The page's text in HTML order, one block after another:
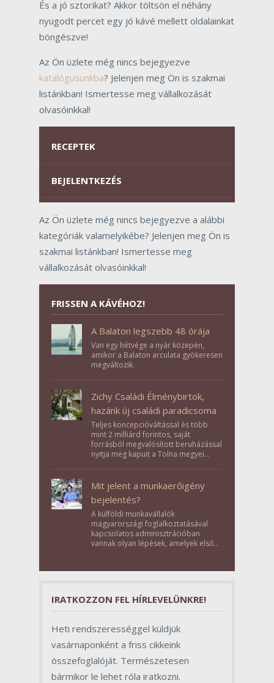
És a jó sztorikat? Akkor töltsön el néhány
nyugodt percet egy jó kávé mellett oldalainkat
böngészve!
Az Ön üzlete még nincs bejegyezve
katalógusunkba? Jelenjen meg Ön is szakmai
listánkban! Ismertesse meg vállalkozását
olvasóinkkal!
RECEPTEK
BEJELENTKEZÉS
Az Ön üzlete még nincs bejegyezve a alábbi
kategóriák valamelyikébe? Jelenjen meg Ön is
szakmai listánkban! Ismertesse meg
vállalkozását olvasóinkkal!
FRISSEN A KÁVÉHOZ!
A Balaton legszebb 48 órája
Van egy hétvége a nyár közepén,
amikor a Balaton arculata gyökeresen
megváltozik.
Zichy Családi Élménybirtok,
hazánk új családi paradicsoma
Teljes koncepcióváltással és több
mint 2 milliárd forintos, saját
forrásból megvalósított beruházással
nyitja meg kapuit a Tolna megyei
Mit jelent a munkaerőigény
bejelentés?
A külföldi munkavállalók
magyarországi foglalkoztatásával
kapcsolatos adminisztrációban
vannak olyan lépések, amelyek első
szerepet töltenek be az egész
IRATKOZZON FEL HÍRLEVELÜNKRE!
Heti rendszerességgel küldjük
vasárnaponként a friss cikkeink
összefoglalóját. Természetesen
bármikor le lehet róla iratkozni.